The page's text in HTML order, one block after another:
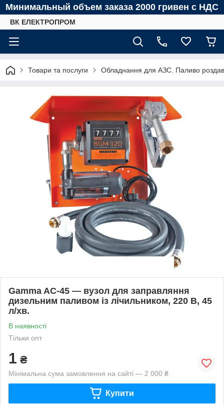
Минимальный объем заказа 2000 гривен с НДС
ВК ЕЛЕКТРОПРОМ
Товари та послуги Обладнання для АЗС. Паливо
Gamma AC-45 — вузол для заправляння
дизельним паливом із лічильником, 220 В, 45
л/хв.
В наявності
Тільки опт
1 ₴
Мінімальна сума замовлення на сайті — 2 000 ₴
Купити